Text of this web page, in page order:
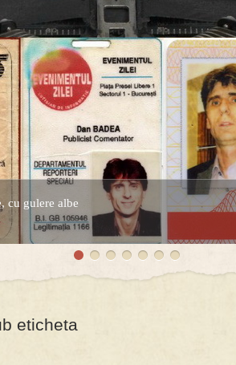
cu gulere albeconturi secrete ale Securitatii.
eticheta